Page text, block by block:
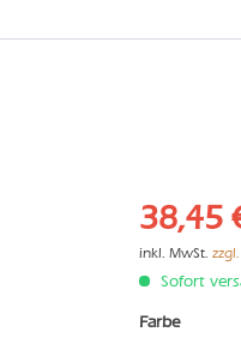
38,45
inkl. MwSt.
Sofort
Farbe